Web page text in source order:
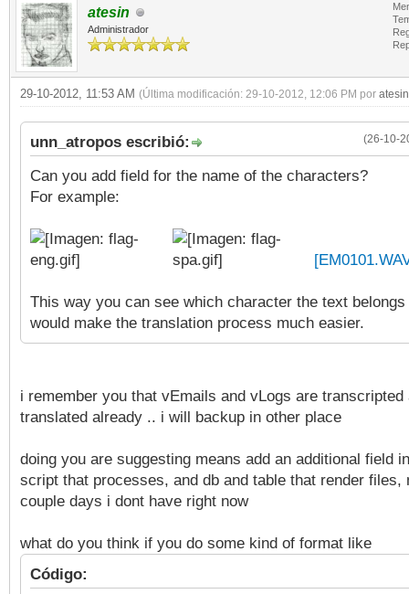
atesin
Administrador
29-10-2012, 11:53 AM (Última modificación: 29-10-2012, 12:06 PM por atesin
(26-10-
unn_atropos escribió:
Can you add field for the name of the characters?
For example:
This way you can see which character the text
would make the translation process much easier.
i remember you that vEmails and vLogs are transcripted
translated already .. i will backup in other place
doing you are suggesting means add an additional field
script that processes, and db and table that render files,
couple days i dont have right now
what do you think if you do some kind of format like
Código: